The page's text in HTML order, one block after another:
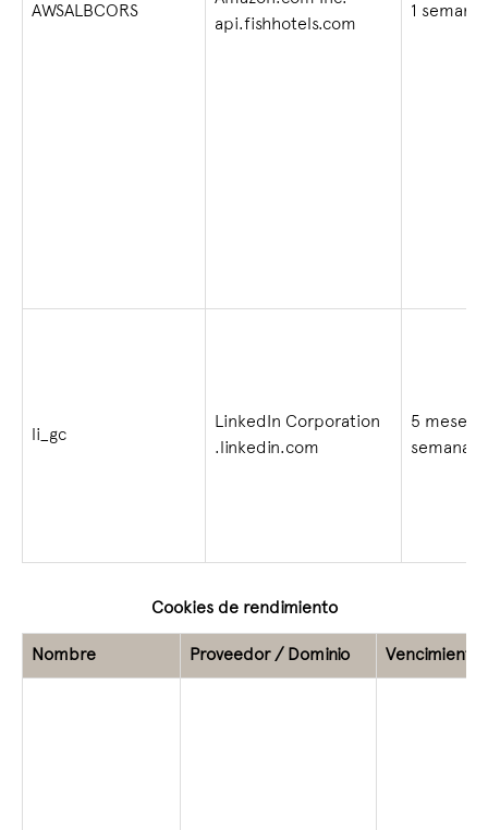
AWSALBCORS
api.fishhotels.com
1 semana
li_gc
LinkedIn Corporation
.linkedin.com
5 meses 4
semanas
Cookies de rendimiento
Nombre Proveedor / Dominio Vencimiento